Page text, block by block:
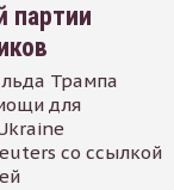
партии
Трампа
для
со ссылкой